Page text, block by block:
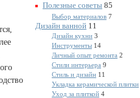
Полезные советы 85
Выбор материалов 7
Дизайн ванной 11
Дизайн кухни 3
Инструменты 14
Личный опыт ремонта 2
Стили интерьера 9
Стиль и дизайн 11
Укладка керамической плитки
Уход за плиткой 4